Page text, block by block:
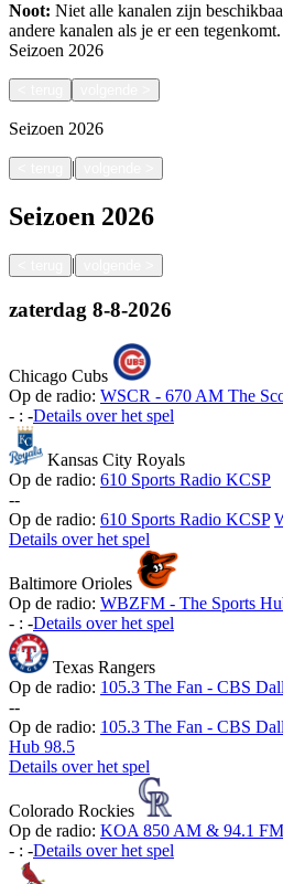
Noot: Niet alle kanalen zijn
andere kanalen als je er een tegenkomt.
Seizoen 2026
Seizoen 2026
|
Seizoen 2026
|
zaterdag 8-8-2026
Chicago Cubs
Op de radio: WSCR - 670 AM The
- : -Details over het spel
Kansas City Royals
Op de radio: 610 Sports Radio KCSP
--
Op de radio: 610 Sports Radio KCSP
Details over het spel
Baltimore Orioles
Op de radio: WBZFM - The Sports
- : -Details over het spel
Texas Rangers
Op de radio: 105.3 The Fan - CBS
--
Op de radio: 105.3 The Fan - CBS
Hub 98.5
Details over het spel
Colorado Rockies
Op de radio: KOA 850 AM & 94.1 FM
- : -Details over het spel